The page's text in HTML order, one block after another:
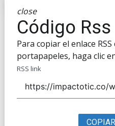
close
Código Rss
Para copiar el enlace RSS
portapapeles, haga clic
RSS link